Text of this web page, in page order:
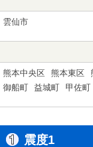
雲仙市
熊本中央区 熊本東区
御船町
益城町 甲佐町
震度1